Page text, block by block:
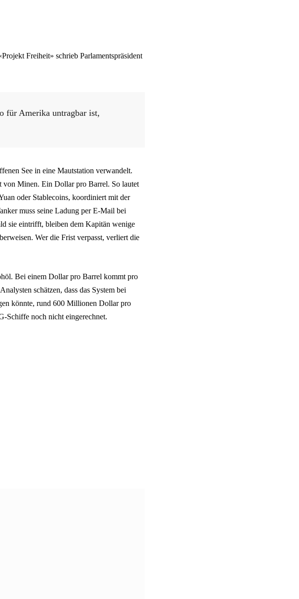
Freiheit» schrieb Parlamentspräsident
für Amerika untragbar ist,
See in eine Mautstation verwandelt.
von Minen. Ein Dollar pro Barrel. So lautet
oder Stablecoins, koordiniert mit der
muss seine Ladung per E-Mail bei
sie eintrifft, bleiben dem Kapitän wenige
Wer die Frist verpasst, verliert die
Bei einem Dollar pro Barrel kommt pro
schätzen, dass das System bei
könnte, rund 600 Millionen Dollar pro
Schiffe noch nicht eingerechnet.